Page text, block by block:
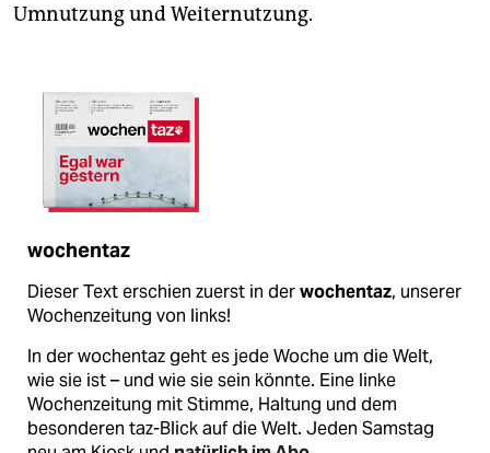
Umnutzung und Weiternutzung.
wochentaz
Dieser Text erschien zuerst in derwochentaz, unserer
Wochenzeitung von links!
In der wochentaz geht es jede Woche um die Welt,
wie sie ist – und wie sie sein könnte. Eine linke
Wochenzeitung mit Stimme, Haltung und dem
besonderen taz-Blick auf die Welt. Jeden Samstag